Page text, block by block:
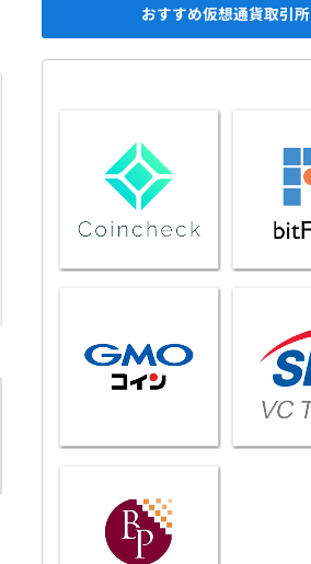
おすすめ仮想通貨取引所